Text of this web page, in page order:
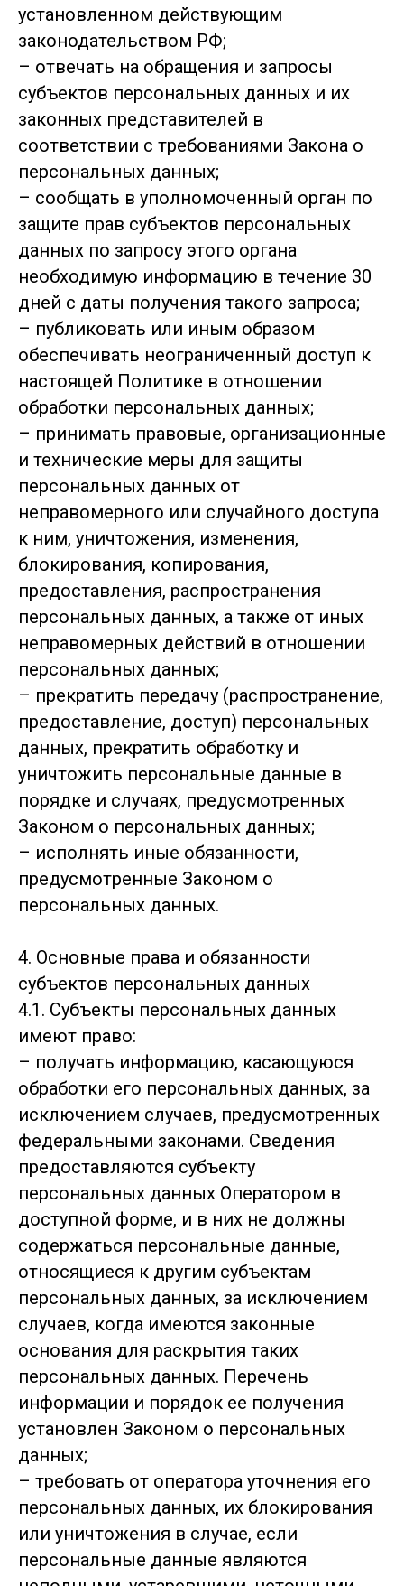
установленном действующим
законодательством РФ;
– отвечать на обращения и запросы
субъектов персональных данных и их
законных представителей в
соответствии с требованиями Закона о
персональных данных;
– сообщать в уполномоченный орган по
защите прав субъектов персональных
данных по запросу этого органа
необходимую информацию в течение 30
дней с даты получения такого запроса;
– публиковать или иным образом
обеспечивать неограниченный доступ к
настоящей Политике в отношении
обработки персональных данных;
– принимать правовые, организационные
и технические меры для защиты
персональных данных от
неправомерного или случайного доступа
к ним, уничтожения, изменения,
блокирования, копирования,
предоставления, распространения
персональных данных, а также от иных
неправомерных действий в отношении
персональных данных;
– прекратить передачу (распространение,
предоставление, доступ) персональных
данных, прекратить обработку и
уничтожить персональные данные в
порядке и случаях, предусмотренных
Законом о персональных данных;
– исполнять иные обязанности,
предусмотренные Законом о
персональных данных.
4. Основные права и обязанности
субъектов персональных данных
4.1. Субъекты персональных данных
имеют право:
– получать информацию, касающуюся
обработки его персональных данных, за
исключением случаев, предусмотренных
федеральными законами. Сведения
предоставляются субъекту
персональных данных Оператором в
доступной форме, и в них не должны
содержаться персональные данные,
относящиеся к другим субъектам
персональных данных, за исключением
случаев, когда имеются законные
основания для раскрытия таких
персональных данных. Перечень
информации и порядок ее получения
установлен Законом о персональных
данных;
– требовать от оператора уточнения его
персональных данных, их блокирования
или уничтожения в случае, если
персональные данные являются